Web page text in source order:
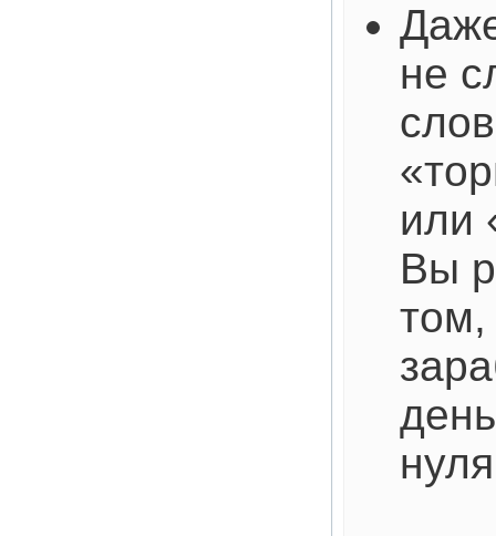
не
или
Вы
том,
нуля